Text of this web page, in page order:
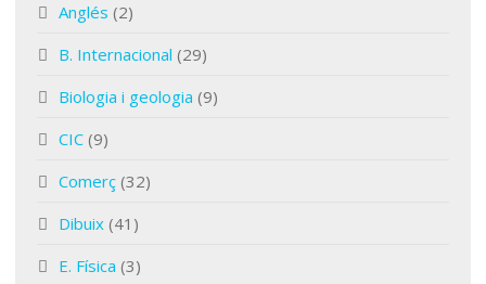
Anglés (2)
B. Internacional (29)
Biologia i geologia (9)
CIC (9)
Comerç (32)
Dibuix (41)
E. Física (3)